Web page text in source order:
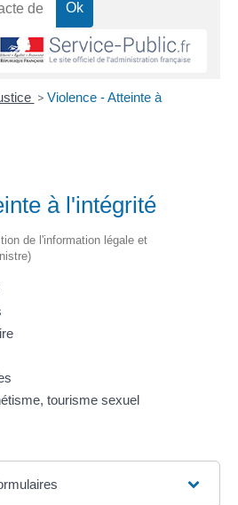
> Violence - Atteinte à
à l'intégrité
de l'information légale et
tourisme sexuel